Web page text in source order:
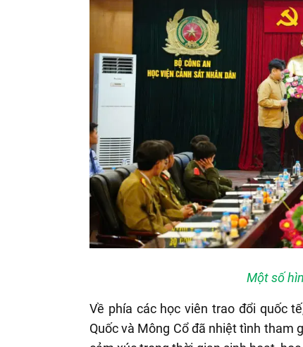
Một số
Về phía các học viên trao đổi quốc
Quốc và Mông Cổ đã nhiệt tình tham